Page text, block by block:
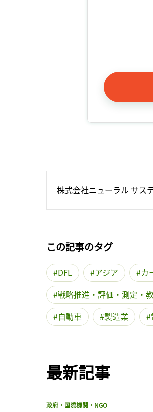
株式会社ニューラル サス
この記事のタグ
DFL アジア カ
戦略推進・評価・測定・
自動車
製造業
最新記事
政府・国際機関・NGO